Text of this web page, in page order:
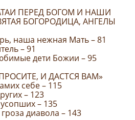
ПЕРЕД БОГОМ И НАШИ
БОГОРОДИЦА, АНГЕЛЫ
наша нежная Мать – 81
– 91
дети Божии – 95
И ДАСТСЯ ВАМ»
себе – 115
– 123
– 135
диавола – 143